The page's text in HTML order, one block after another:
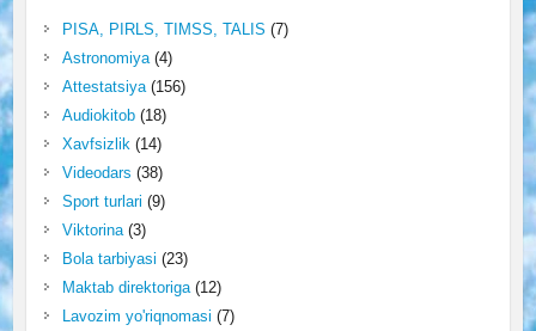
PISA, PIRLS, TIMSS, TALIS (7)
Astronomiya(4)
Attestatsiya(156)
Audiokitob(18)
Xavfsizlik(14)
Videodars (38)
Sport turlari (9)
Viktorina(3)
Bola tarbiyasi (23)
Maktab direktoriga(12)
Lavozim yo'riqnomasi (7)